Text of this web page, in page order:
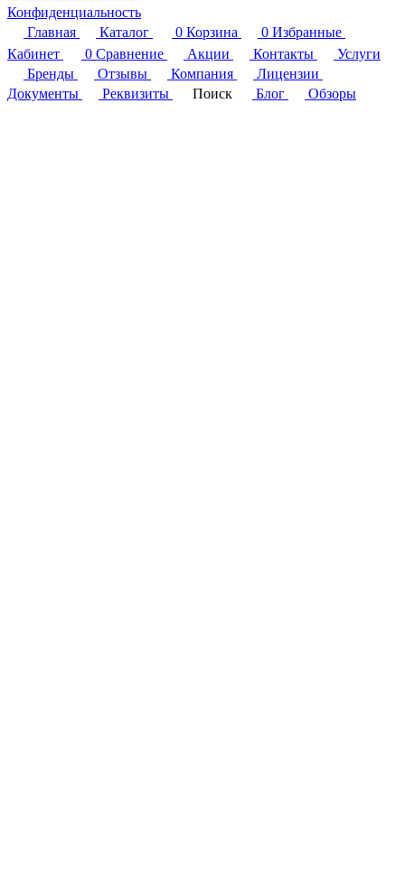
Конфиденциальность
Главная
Каталог 0 Корзина 0 Избранные
Кабинет
0 Сравнение Акции Контакты
Услуги
Бренды
Отзывы Компания
Лицензии
Документы
Реквизиты Поиск Блог Обзоры